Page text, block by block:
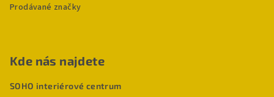
Prodávané značky
Kde nás najdete
SOHO interiérové centrum